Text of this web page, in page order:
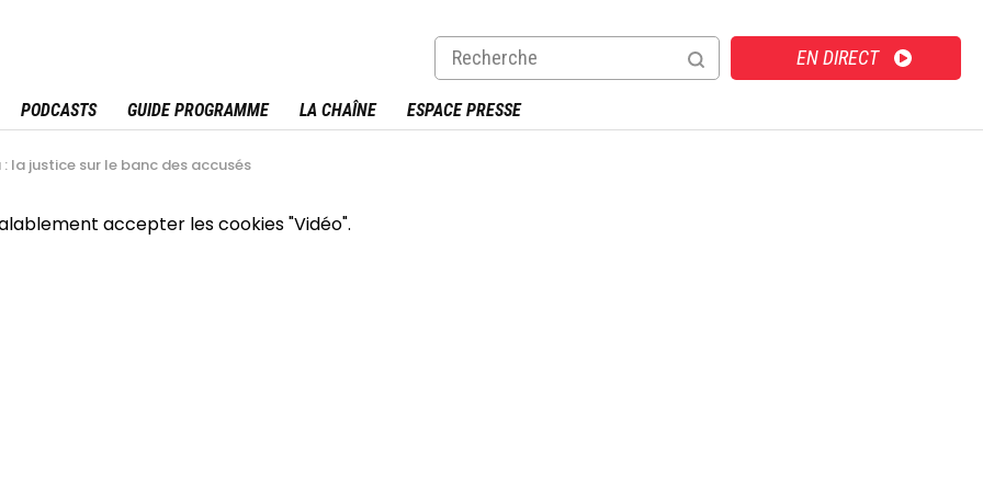
EN DIRECT
PODCASTS GUIDE PROGRAMME LA CHAÎNE ESPACE PRESSE
: la justice sur le banc des accusés
accepter les cookies "Vidéo".